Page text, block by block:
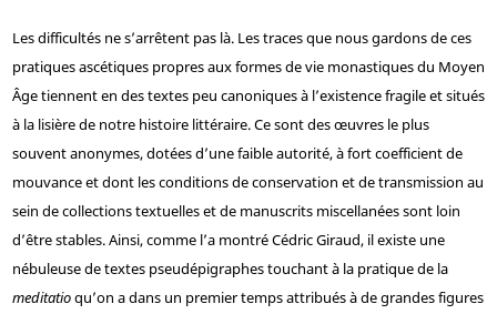
Les difficultés ne s’arrêtent pas là. Les traces que nous gardons de ces
pratiques ascétiques propres aux formes de vie monastiques du Moyen
Âge tiennent en des textes peu canoniques à l’existence fragile et situés
à la lisière de notre histoire littéraire. Ce sont des œuvres le plus
souvent anonymes, dotées d’une faible autorité, à fort coefficient de
mouvance et dont les conditions de conservation et de transmission au
sein de collections textuelles et de manuscrits miscellanées sont loin
d’être stables. Ainsi, comme l’a montré Cédric Giraud, il existe une
nébuleuse de textes pseudépigraphes touchant à la pratique de la
meditatioqu’on a dans un premier temps attribués à de grandes figures